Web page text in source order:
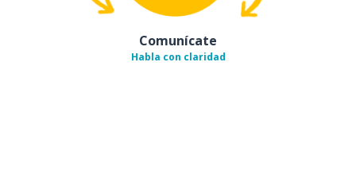
Comunícate
Habla con claridad